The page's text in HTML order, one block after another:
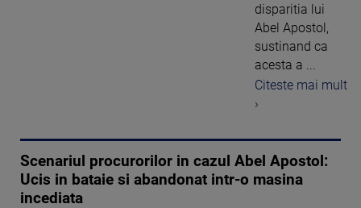
disparitia lui
Abel Apostol,
sustinand ca
acesta a ...
Citeste mai mult
›
Scenariul procurorilor in cazul Abel Apostol:
Ucis in bataie si abandonat intr-o masina
incediata